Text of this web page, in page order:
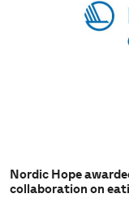
Nordic Hope
collaboration on